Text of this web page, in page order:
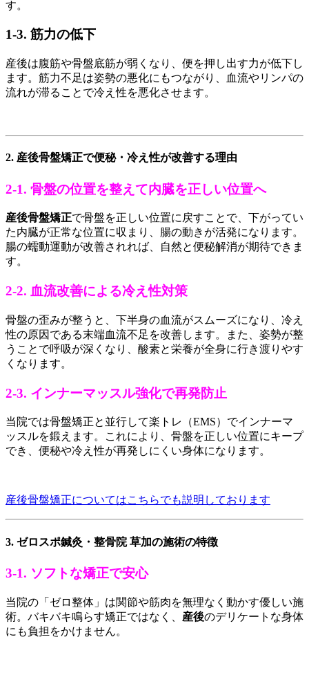
す。
1-3. 筋力の低下
産後は腹筋や骨盤底筋が弱くなり、便を押し出す力が低下し
ます。筋力不足は姿勢の悪化にもつながり、血流やリンパの
流れが滞ることで冷え性を悪化させます。
2. 産後骨盤矯正で便秘・冷え性が改善する理由
2-1. 骨盤の位置を整えて内臓を正しい位置へ
産後骨盤矯正で骨盤を正しい位置に戻すことで、下がってい
た内臓が正常な位置に収まり、腸の動きが活発になります。
腸の蠕動運動が改善されれば、自然と便秘解消が期待できま
す。
2-2. 血流改善による冷え性対策
骨盤の歪みが整うと、下半身の血流がスムーズになり、冷え
性の原因である末端血流不足を改善します。また、姿勢が整
うことで呼吸が深くなり、酸素と栄養が全身に行き渡りやす
くなります。
2-3. インナーマッスル強化で再発防止
当院では骨盤矯正と並行して楽トレ（EMS）でインナーマ
ッスルを鍛えます。これにより、骨盤を正しい位置にキープ
でき、便秘や冷え性が再発しにくい身体になります。
産後骨盤矯正についてはこちらでも説明しております
3. ゼロスポ鍼灸・整骨院 草加の施術の特徴
3-1. ソフトな矯正で安心
当院の「ゼロ整体」は関節や筋肉を無理なく動かす優しい施
術。バキバキ鳴らす矯正ではなく、 産後のデリケートな身体
にも負担をかけません。